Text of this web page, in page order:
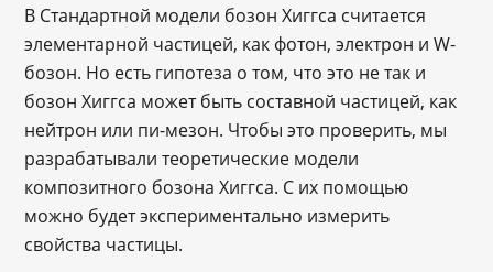
В Стандартной модели бозон Хиггса считается
элементарной частицей, как фотон, электрон и W-
бозон. Но есть гипотеза о том, что это не так и
бозон Хиггса может быть составной частицей, как
нейтрон или пи-мезон. Чтобы это проверить, мы
разрабатывали теоретические модели
композитного бозона Хиггса. С их помощью
можно будет экспериментально измерить
свойства частицы.